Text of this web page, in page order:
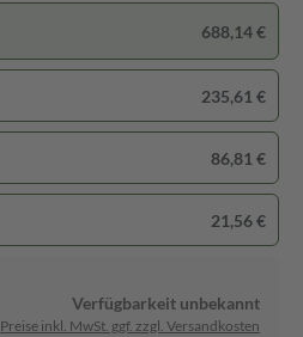
688,14 €
235,61 €
86,81 €
21,56 €
Verfügbarkeit unbekannt
Preise inkl. MwSt. ggf. zzgl. Versandkosten